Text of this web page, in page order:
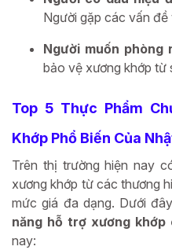
Người gặp các vấn
Người muốn phòng
bảo vệ xương khớp từ
Top 5 Thực Phẩm
Khớp Phổ Biến Của
Trên thị trường hiện nay
xương khớp từ các thương
mức giá đa dạng. Dưới
năng hỗ trợ xương khớp
nay: